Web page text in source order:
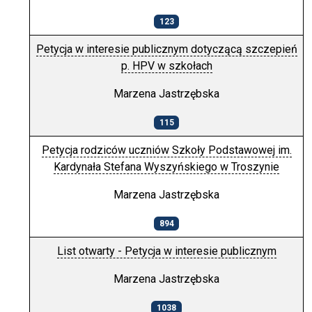
123
Petycja w interesie publicznym dotyczącą szczepień
p. HPV w szkołach
Marzena Jastrzębska
115
Petycja rodziców uczniów Szkoły Podstawowej im.
Kardynała Stefana Wyszyńskiego w Troszynie
Marzena Jastrzębska
894
List otwarty - Petycja w interesie publicznym
Marzena Jastrzębska
1038